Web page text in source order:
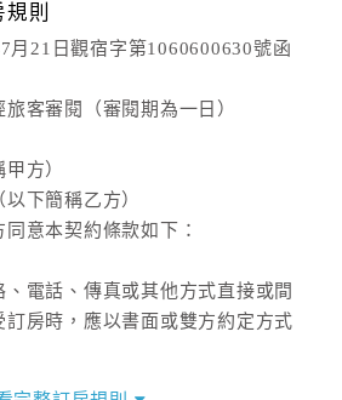
則
月21日觀宿字第1060600630號函
客審閱（審閱期為一日）
人
方）
下簡稱乙方）
意本契約條款如下：
話、傳真或其他方式直接或間
房時，應以書面或雙方約定方式